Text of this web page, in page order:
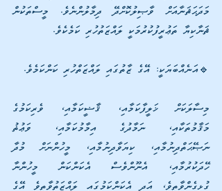
މަދަޙަޘަނާއަށް ވާޞިލުކޮށްދޭ ދިމާލުންނެވެ. މީސްތަކުން
ޘަނާކިޔާ ތަޢުރީފުކުރުމަކީ ލައްޒަތުހުރި ކަމެކެވެ.
🔹އަނެއްބަޔަކީ: އޭގެ ޒާތުގައި ލައްޒަތްހުރި ކަންކަމެވެ.
މަޤާމުތަކާއި، ނަމާދުގެ އިމާމުކަމާއި، ވަޢުޡު
ނަޞޭޙަތްދިނުމާއި، ކިޔަވާދިނުމާއި، މީހުންނަށް މުދާ
ހޭދަކުރުމާއި، އެނޫންވެސް އެކަންކަން މީހުންނާ